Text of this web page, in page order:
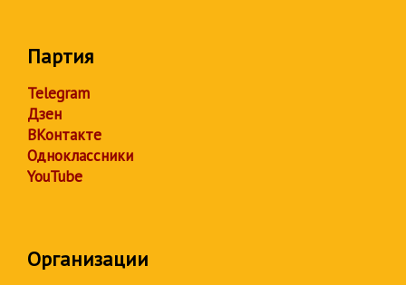
Партия
Telegram
Дзен
ВКонтакте
Одноклассники
YouTube
Организации